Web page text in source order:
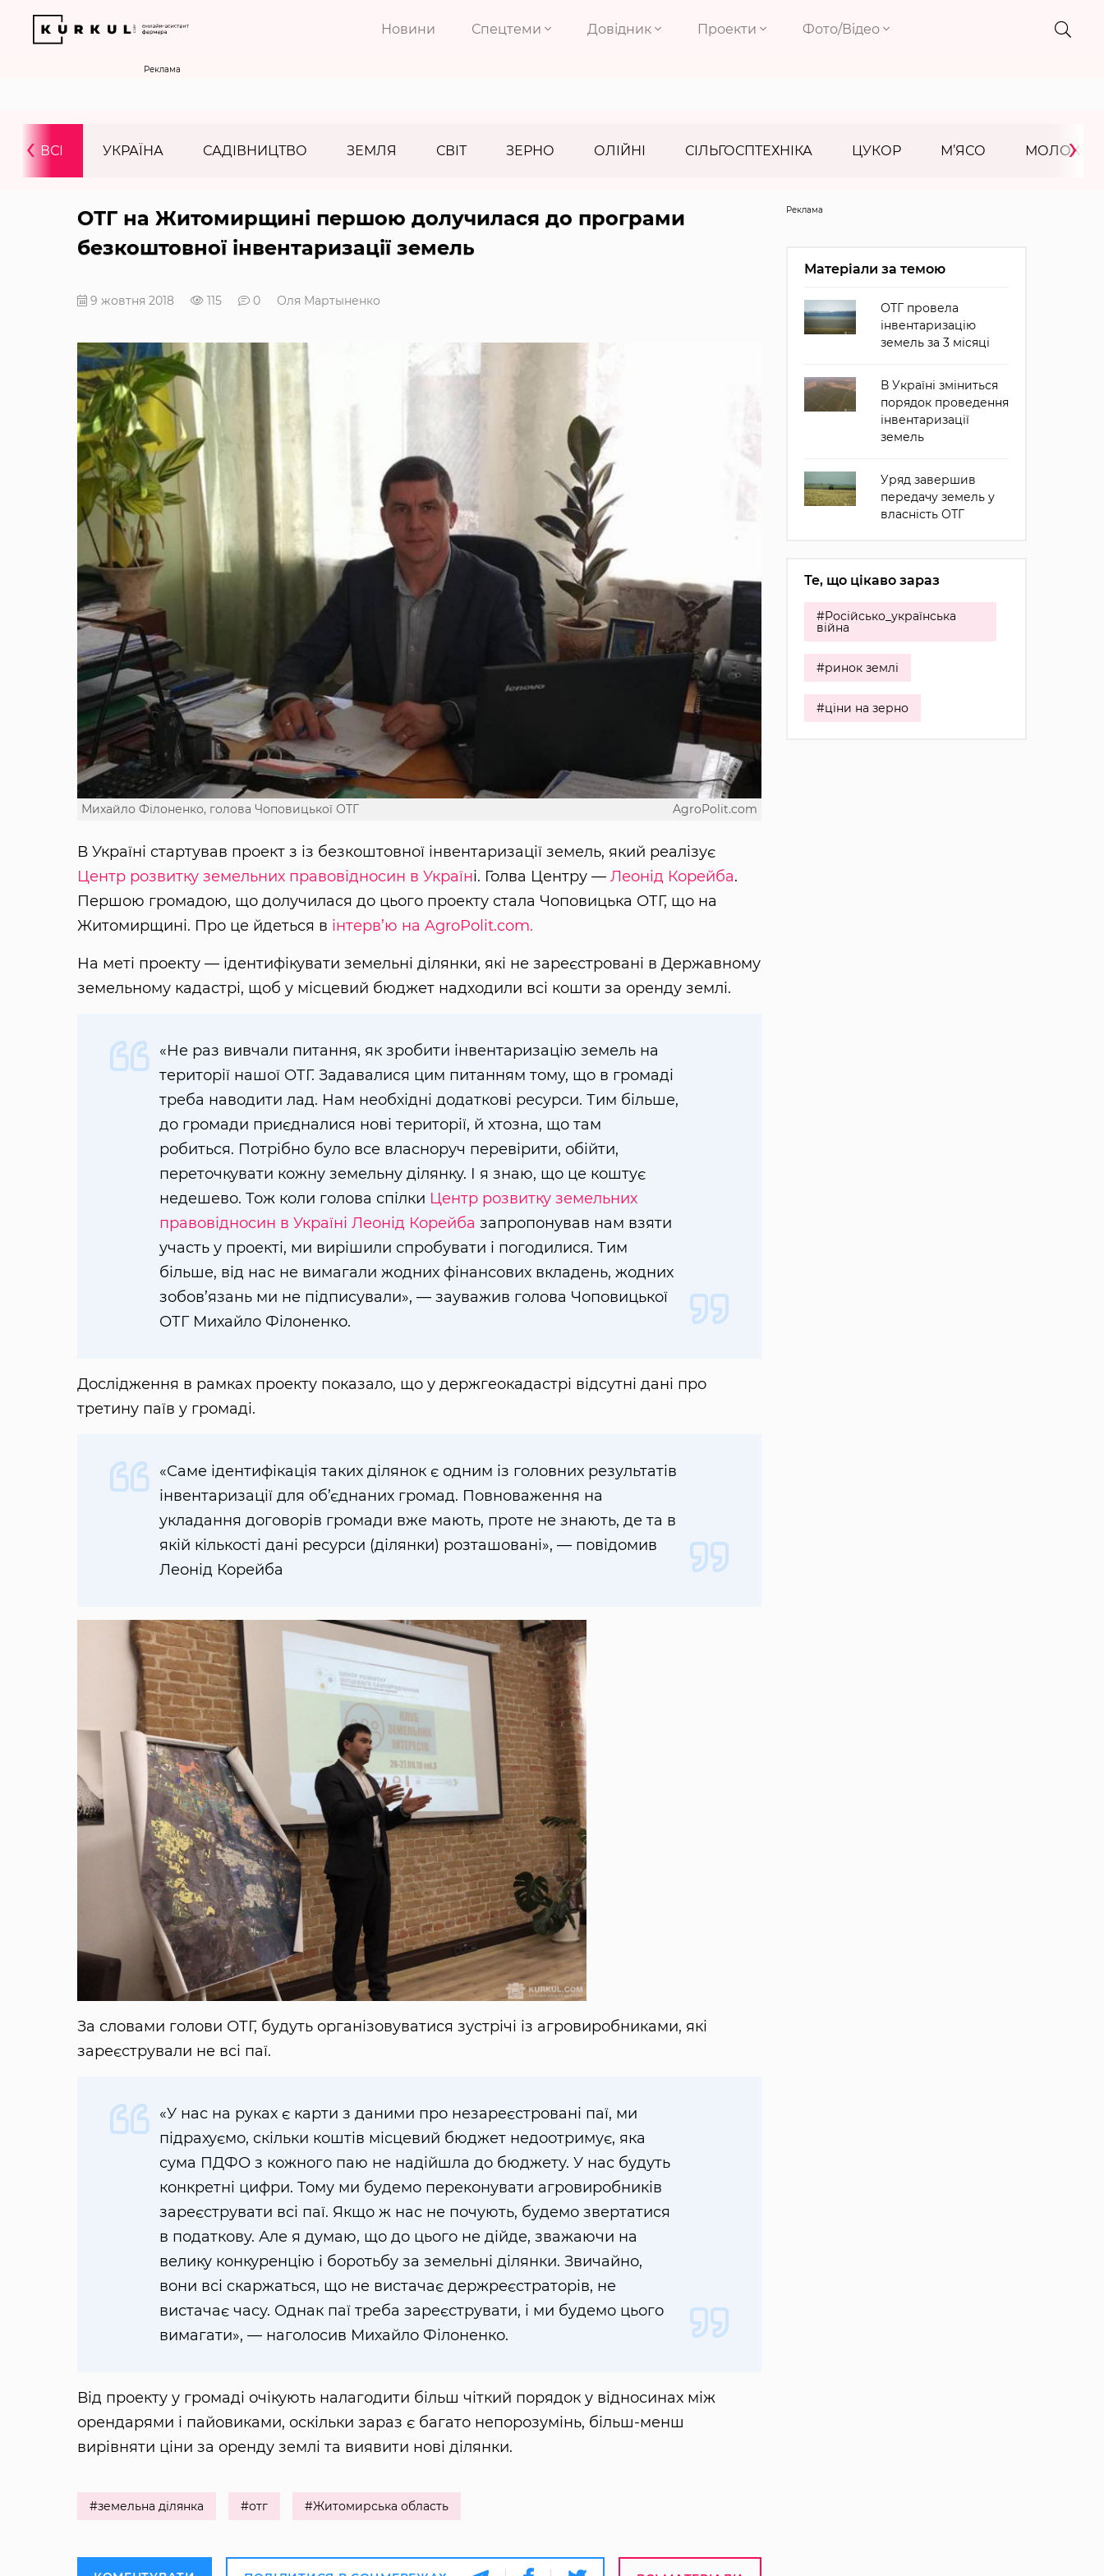
Новини Спецтеми Довідник Проекти Фото/Відео
Реклама
ВСІ УКРАЇНА САДІВНИЦТВО ЗЕМЛЯ СВІТ ЗЕРНО ОЛІЙНІ СІЛЬГОСПТЕХНІКА ЦУКОР М’ЯСО МОЛОКО
‹ ›
ОТГ на Житомирщині першою долучилася до програми
безкоштовної інвентаризації земель
9 жовтня 2018 115 0 Оля Мартыненко
AgroPolit.com
Михайло Філоненко, голова Чоповицької ОТГ
В Україні стартував проект з із безкоштовної інвентаризації земель, який реалізує
Центр розвитку земельних правовідносин в Україні. Голва Центру — Леонід Корейба.
Першою громадою, що долучилася до цього проекту стала Чоповицька ОТГ, що на
Житомирщині. Про це йдеться в інтерв’ю на AgroPolit.com.
На меті проекту — ідентифікувати земельні ділянки, які не зареєстровані в Державному
земельному кадастрі, щоб у місцевий бюджет надходили всі кошти за оренду землі.
«Не раз вивчали питання, як зробити інвентаризацію земель на
території нашої ОТГ. Задавалися цим питанням тому, що в громаді
треба наводити лад. Нам необхідні додаткові ресурси. Тим більше,
до громади приєдналися нові території, й хтозна, що там
робиться. Потрібно було все власноруч перевірити, обійти,
переточкувати кожну земельну ділянку. І я знаю, що це коштує
недешево. Тож коли голова спілки Центр розвитку земельних
правовідносин в Україні Леонід Корейба запропонував нам взяти
участь у проекті, ми вирішили спробувати і погодилися. Тим
більше, від нас не вимагали жодних фінансових вкладень, жодних
зобов’язань ми не підписували», — зауважив голова Чоповицької
ОТГ Михайло Філоненко.
Дослідження в рамках проекту показало, що у держгеокадастрі відсутні дані про
третину паїв у громаді.
«Саме ідентифікація таких ділянок є одним із головних результатів
інвентаризації для об’єднаних громад. Повноваження на
укладання договорів громади вже мають, проте не знають, де та в
якій кількості дані ресурси (ділянки) розташовані», — повідомив
Леонід Корейба
За словами голови ОТГ, будуть організовуватися зустрічі із агровиробниками, які
зареєстрували не всі паї.
«У нас на руках є карти з даними про незареєстровані паї, ми
підрахуємо, скільки коштів місцевий бюджет недоотримує, яка
сума ПДФО з кожного паю не надійшла до бюджету. У нас будуть
конкретні цифри. Тому ми будемо переконувати агровиробників
зареєструвати всі паї. Якщо ж нас не почують, будемо звертатися
в податкову. Але я думаю, що до цього не дійде, зважаючи на
велику конкуренцію і боротьбу за земельні ділянки. Звичайно,
вони всі скаржаться, що не вистачає держреєстраторів, не
вистачає часу. Однак паї треба зареєструвати, і ми будемо цього
вимагати», — наголосив Михайло Філоненко.
Від проекту у громаді очікують налагодити більш чіткий порядок у відносинах між
орендарями і пайовиками, оскільки зараз є багато непорозумінь, більш-менш
вирівняти ціни за оренду землі та виявити нові ділянки.
#земельна ділянка #отг #Житомирська область
Реклама
Матеріали за темою
ОТГ провела
інвентаризацію
земель за 3 місяці
В Україні зміниться
порядок проведення
інвентаризації
земель
Уряд завершив
передачу земель у
власність ОТГ
Те, що цікаво зараз
#Російсько_українська
війна
#ринок землі
#ціни на зерно